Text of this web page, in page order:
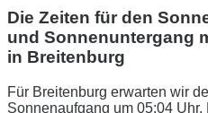
Die Zeiten für den
und Sonnenuntergang
in Breitenburg
Für Breitenburg erwarten wir
Sonnenaufgang um 05:04 Uhr.